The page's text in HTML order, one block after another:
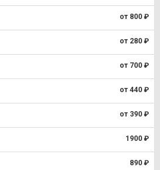
от 800 ₽
от 280 ₽
от 700 ₽
от 440 ₽
от 390 ₽
1900 ₽
890 ₽